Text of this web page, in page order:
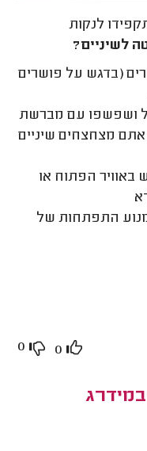
לנקות
לשיניים?
(בדגש על פושרים
ושפשפו עם מברשת
אתם מצחצחים שיניים
באוויר הפתוח או
התפתחות של
0
0